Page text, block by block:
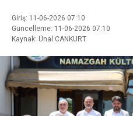
Giriş: 11-06-2026 07:10
Güncelleme: 11-06-2026 07:10
Kaynak: Ünal CANKURT